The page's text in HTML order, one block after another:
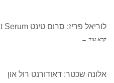
לוריאל פריז: סרום טינט Hyaluronic Tint Serum
קרא עוד ←
אלונה שכטר: דאודורנט רול און